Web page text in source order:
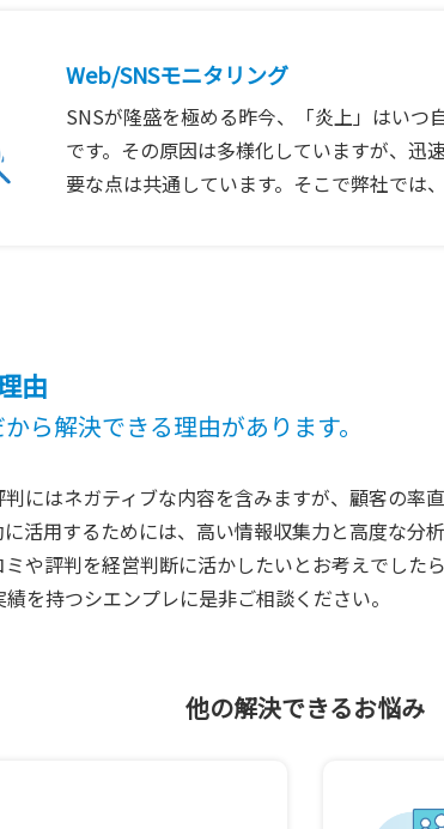
Web/SNSモニタリング
SNSが隆盛を極める昨今、「炎上」はいつ
です。その原因は多様化していますが、迅
要な点は共通しています。そこで弊社では
由
ら解決できる理由があります。
にはネガティブな内容を含みますが、顧客の率
活用するためには、高い情報収集力と高度な分析
や評判を経営判断に活かしたいとお考えでした
を持つシエンプレに是非ご相談ください。
他の解決できるお悩み